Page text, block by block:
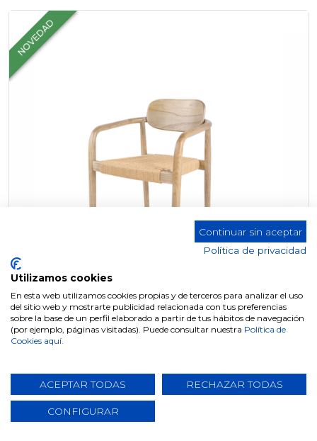
NOVEDAD
SILLA MADERA DC-209 (ÁMBAR, ROBLE OSCURO)
Continuar sin aceptar
Política de privacidad
Utilizamos cookies
En esta web utilizamos cookies propias y de terceros para analizar el uso
del sitio web y mostrarte publicidad relacionada con tus preferencias
sobre la base de un perfil elaborado a partir de tus hábitos de navegación
(por ejemplo, páginas visitadas). Puede consultar nuestra Política de
Cookies aquí.
ACEPTAR TODAS RECHAZAR TODAS
CONFIGURAR